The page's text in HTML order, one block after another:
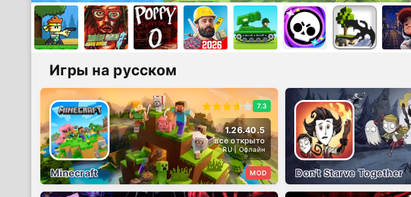
Игры на русском
7.3
1.26.40.5
все открыто
RU | Офлайн
Minecraft MOD Don't Starve Together